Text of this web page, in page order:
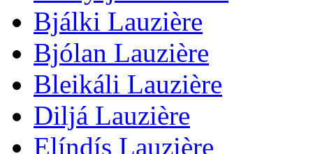
Bjálki Lauzière
Bjólan Lauzière
Bleikáli Lauzière
Diljá Lauzière
Elíndís Lauzière